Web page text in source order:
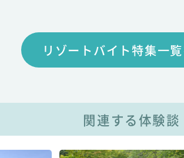
リゾートバイト特集一
関連する体験談